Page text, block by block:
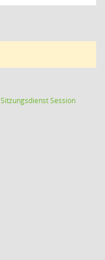
SitzungsdienstSession(Wird in